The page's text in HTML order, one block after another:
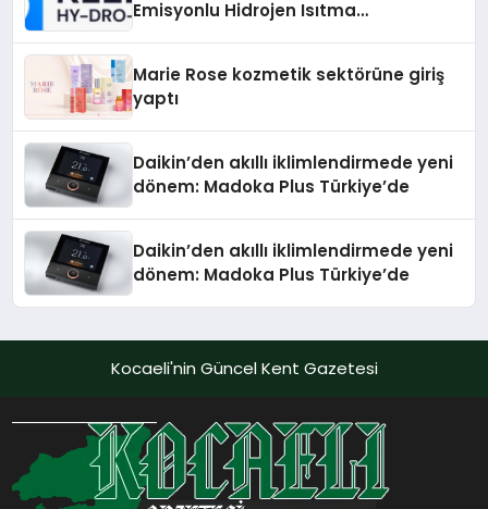
Emisyonlu Hidrojen Isıtma
Marie Rose kozmetik sektörüne giriş
yaptı
Daikin’den akıllı iklimlendirmede yeni
dönem: Madoka Plus Türkiye’de
Daikin’den akıllı iklimlendirmede yeni
dönem: Madoka Plus Türkiye’de
Kocaeli'nin Güncel Kent Gazetesi